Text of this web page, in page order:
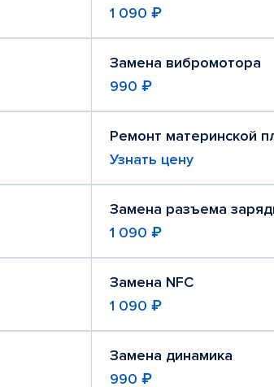
1 090 ₽
Замена вибромотора
990 ₽
Ремонт материнской
Узнать цену
Замена разъема
1 090 ₽
Замена NFC
1 090 ₽
Замена динамика
990 ₽